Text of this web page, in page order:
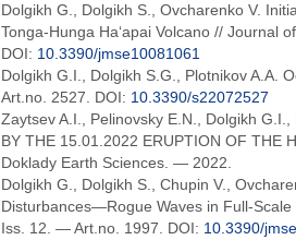
Dolgikh G., Dolgikh S., Ovcharenko V.
Tonga-Hunga Haʻapai Volcano //
DOI: 10.3390/jmse10081061
Dolgikh G.I., Dolgikh S.G., Plotnikov
Art.no. 2527. DOI: 10.3390/s22072527
Zaytsev A.I., Pelinovsky E.N., Dolgikh
BY THE 15.01.2022 ERUPTION OF THE
Doklady Earth Sciences. — 2022.
Dolgikh G., Dolgikh S., Chupin V.,
Disturbances—Rogue Waves in Full-
Iss. 12. — Art.no. 1997. DOI: 10.3390/